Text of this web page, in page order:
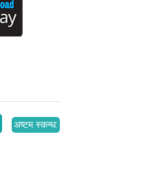
अष्टम स्कन्ध: